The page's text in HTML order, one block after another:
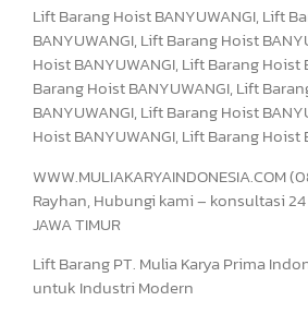
Lift Barang Hoist BANYUWANGI, Lift
BANYUWANGI, Lift Barang Hoist
Hoist BANYUWANGI, Lift Barang Hoist
Barang Hoist BANYUWANGI, Lift
BANYUWANGI, Lift Barang Hoist
Hoist BANYUWANGI, Lift Barang Hoist
WWW.MULIAKARYAINDONESIA.COM
Rayhan, Hubungi kami – konsultasi
JAWA TIMUR
Lift Barang PT. Mulia Karya Prima
untuk Industri Modern